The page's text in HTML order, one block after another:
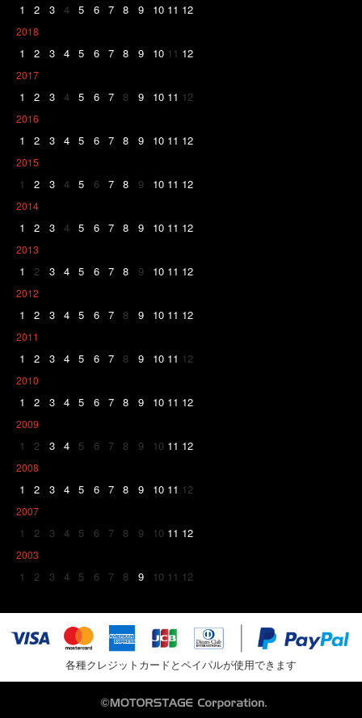
1 2 3 4 5 6 7 8 9 10 11 12
2018
1 2 3 4 5 6 7 8 9 10 11 12
2017
1 2 3 4 5 6 7 8 9 10 11 12
2016
1 2 3 4 5 6 7 8 9 10 11 12
2015
1 2 3 4 5 6 7 8 9 10 11 12
2014
1 2 3 4 5 6 7 8 9 10 11 12
2013
1 2 3 4 5 6 7 8 9 10 11 12
2012
1 2 3 4 5 6 7 8 9 10 11 12
2011
1 2 3 4 5 6 7 8 9 10 11 12
2010
1 2 3 4 5 6 7 8 9 10 11 12
2009
1 2 3 4 5 6 7 8 9 10 11 12
2008
1 2 3 4 5 6 7 8 9 10 11 12
2007
1 2 3 4 5 6 7 8 9 10 11 12
2003
1 2 3 4 5 6 7 8 9 10 11 12
各種クレジットカードとペイパルが使用できます